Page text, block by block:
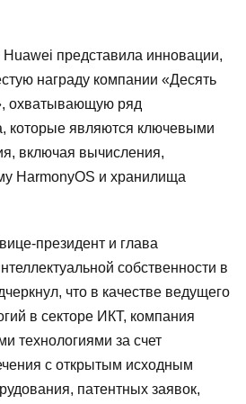
представила инновации,
награду компании «Десять
охватывающую ряд
которые являются ключевыми
включая вычисления,
HarmonyOS и хранилища
президент и глава
собственности в
что в качестве ведущего
в секторе ИКТ, компания
технологиями за счет
с открытым исходным
патентных заявок,